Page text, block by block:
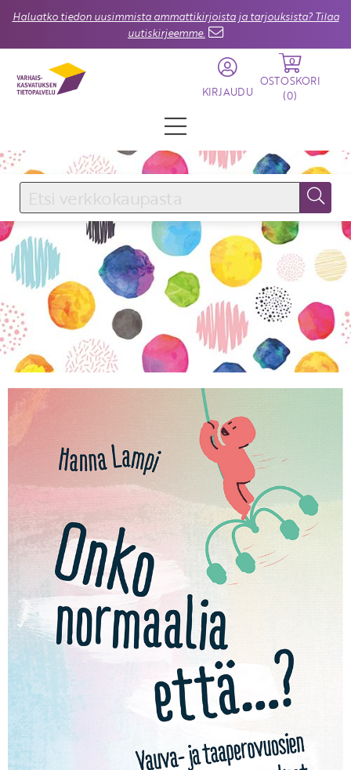
Haluatko tiedon uusimmista ammattikirjoista ja tarjouksista? Tilaa
uutiskirjeemme.
KIRJAUDU
0
OSTOSKORI
(0)
KIRJAUDU SISÄÄN
Käyttäjätunnus
Salasana
Unohtuiko salasana?
KIRJAUDU SISÄÄN
Etkö ole vielä Varhaiskasvatuksen Tietopalvelun
jäsen?
Liity tästä!